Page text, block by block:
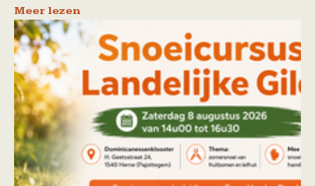
Meer lezen